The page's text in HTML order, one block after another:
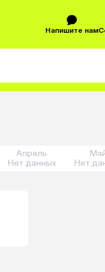
Напишите нам
Апрель
Нет данных
Нет